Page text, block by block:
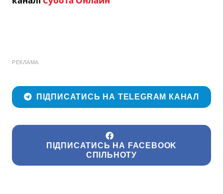
РЕКЛАМА
ПІДПИСАТИСЬ НА TELEGRAM КАНАЛ
ПІДПИСАТИСЬ НА FACEBOOK
СПІЛЬНОТУ